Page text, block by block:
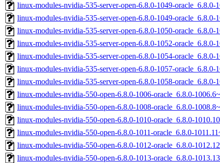
linux-modules-nvidia-535-server-open-6.8.0-1049-oracle_6.8.0-
linux-modules-nvidia-535-server-open-6.8.0-1049-oracle_6.8.0-
linux-modules-nvidia-535-server-open-6.8.0-1050-oracle_6.8.0-
linux-modules-nvidia-535-server-open-6.8.0-1052-oracle_6.8.0-
linux-modules-nvidia-535-server-open-6.8.0-1054-oracle_6.8.0-
linux-modules-nvidia-535-server-open-6.8.0-1057-oracle_6.8.0-
linux-modules-nvidia-535-server-open-6.8.0-1058-oracle_6.8.0-
linux-modules-nvidia-550-open-6.8.0-1006-oracle_6.8.0-
linux-modules-nvidia-550-open-6.8.0-1008-oracle_6.8.0-
linux-modules-nvidia-550-open-6.8.0-1010-oracle_6.8.0-
linux-modules-nvidia-550-open-6.8.0-1011-oracle_6.8.0-
linux-modules-nvidia-550-open-6.8.0-1012-oracle_6.8.0-
linux-modules-nvidia-550-open-6.8.0-1013-oracle_6.8.0-